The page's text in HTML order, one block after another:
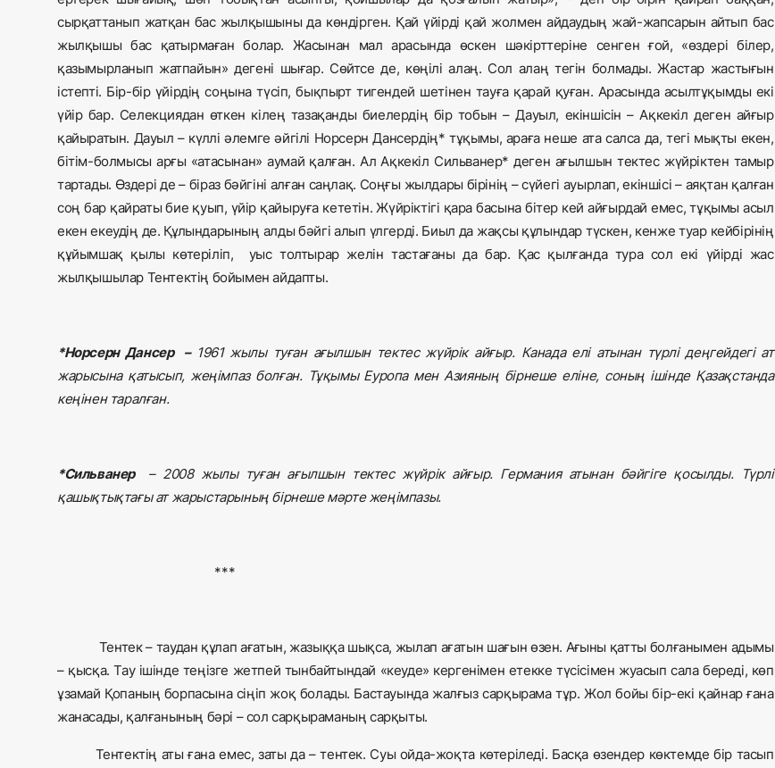
сырқаттанып жатқан бас жылқышыны да көндірген. Қай үйірді қай жолмен айдаудың жай-жапсарын айтып бас
жылқышы бас қатырмаған болар. Жасынан мал арасында өскен шәкірттеріне сенген ғой, «өздері білер,
қазымырланып жатпайын» дегені шығар. Сөйтсе де, көңілі алаң. Сол алаң тегін болмады. Жастар жастығын
істепті. Бір-бір үйірдің соңына түсіп, бықпырт тигендей шетінен тауға қарай қуған. Арасында асылтұқымды екі
үйір бар. Селекциядан өткен кілең тазақанды биелердің бір тобын – Дауыл, екіншісін – Ақкекіл деген айғыр
қайыратын. Дауыл – күллі әлемге әйгілі Норсерн Дансердің* тұқымы, араға неше ата салса да, тегі мықты екен,
бітім-болмысы арғы «атасынан» аумай қалған. Ал Ақкекіл Сильванер* деген ағылшын тектес жүйріктен тамыр
тартады. Өздері де – біраз бәйгіні алған саңлақ. Соңғы жылдары бірінің – сүйегі ауырлап, екіншісі – аяқтан қалған
соң бар қайраты бие қуып, үйір қайыруға кететін. Жүйріктігі қара басына бітер кей айғырдай емес, тұқымы асыл
екен екеудің де. Құлындарының алды бәйгі алып үлгерді. Биыл да жақсы құлындар түскен, кенже туар кейбірінің
құйымшақ қылы көтеріліп, уыс толтырар желін тастағаны да бар. Қас қылғанда тура сол екі үйірді жас
жылқышылар Тентектің бойымен айдапты.
*Норсерн Дансер – 1961 жылы туған ағылшын тектес жүйрік айғыр. Канада елі атынан түрлі деңгейдегі ат
жарысына қатысып, жеңімпаз болған. Тұқымы Еуропа мен Азияның бірнеше еліне, соның ішінде Қазақстанда
кеңінен таралған.
*Сильванер – 2008 жылы туған ағылшын тектес жүйрік айғыр. Германия атынан бәйгіге қосылды. Түрлі
қашықтықтағы ат жарыстарының бірнеше мәрте жеңімпазы.
***
Тентек – таудан құлап ағатын, жазыққа шықса, жылап ағатын шағын өзен. Ағыны қатты болғанымен адымы
– қысқа. Тау ішінде теңізге жетпей тынбайтындай «кеуде» кергенімен етекке түсісімен жуасып сала береді, көп
ұзамай Қопаның борпасына сіңіп жоқ болады. Бастауында жалғыз сарқырама тұр. Жол бойы бір-екі қайнар ғана
жанасады, қалғанының бәрі – сол сарқыраманың сарқыты.
Тентектің аты ғана емес, заты да – тентек. Суы ойда-жоқта көтеріледі. Басқа өзендер көктемде бір тасып